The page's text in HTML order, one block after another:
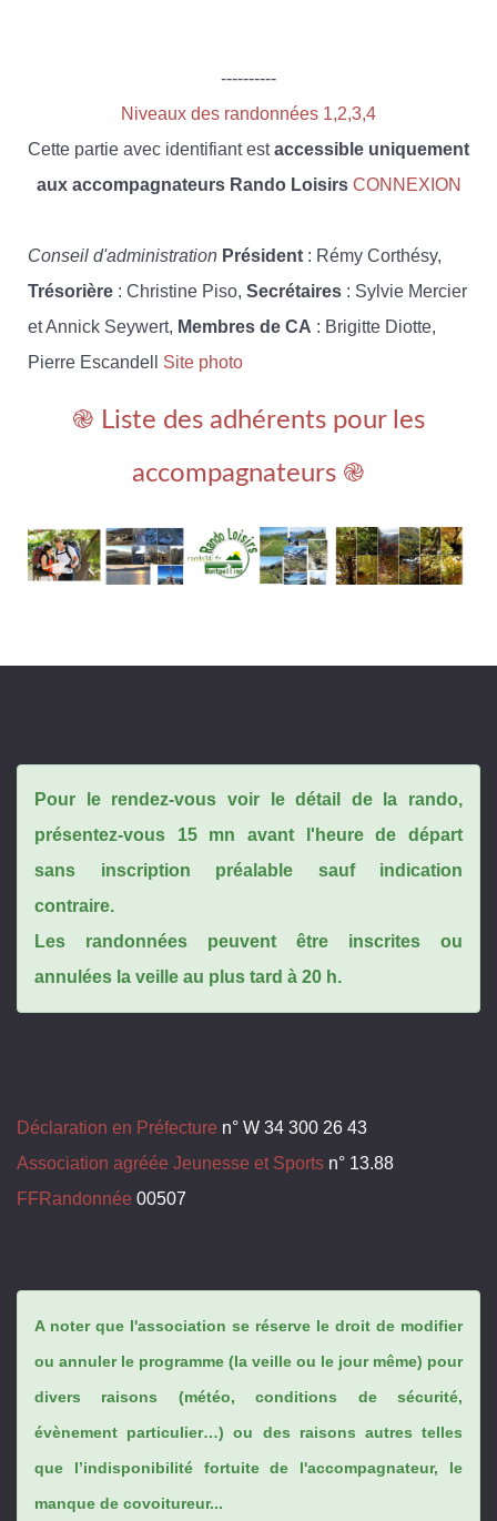
----------
Niveaux des randonnées 1,2,3,4
Cette partie avec identifiant estaccessible uniquement
aux accompagnateurs Rando Loisirs CONNEXION
Conseil d'administration Président : Rémy Corthésy,
Trésorière : Christine Piso, Secrétaires : Sylvie Mercier
et Annick Seywert, Membres de CA : Brigitte Diotte,
Pierre Escandell Site photo
֎ Liste des adhérents pour les
accompagnateurs ֎
Pour le rendez-vous voir le détail de la rando,
présentez-vous 15 mn avant l'heure de départ
sans inscription préalable sauf indication
contraire.
Les randonnées peuvent être inscrites ou
annulées la veille au plus tard à 20 h.
Déclaration en Préfecture n° W 34 300 26 43
Association agréée Jeunesse et Sports n° 13.88
FFRandonnée 00507
A noter que l'association se réserve le droit de modifier
ou annuler le programme (la veille ou le jour même) pour
divers raisons (météo, conditions de sécurité,
évènement particulier…) ou des raisons autres telles
que l’indisponibilité fortuite de l'accompagnateur, le
manque de covoitureur...